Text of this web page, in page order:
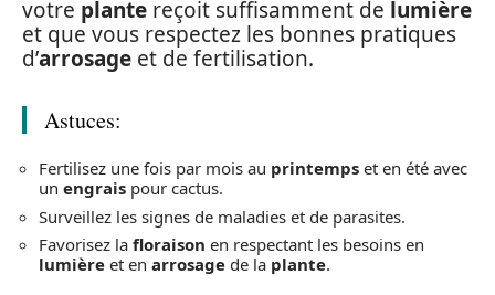
votre plante reçoit suffisamment de lumière
et que vous respectez les bonnes pratiques
d’arrosage et de fertilisation.
Astuces:
Fertilisez une fois par mois au printemps et en été avec
un engrais pour cactus.
Surveillez les signes de maladies et de parasites.
Favorisez la floraison en respectant les besoins en
lumière et en arrosage de la plante.